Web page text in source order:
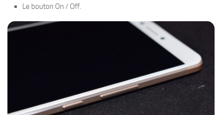
Le bouton On / Off.